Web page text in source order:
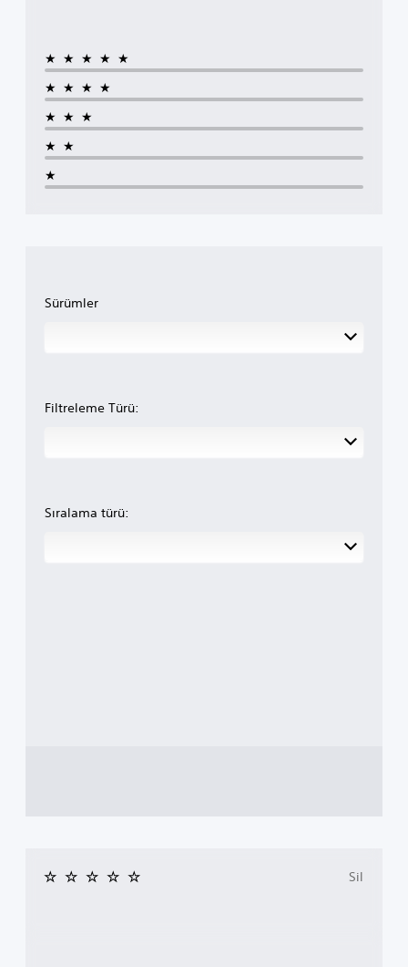
★★★★★
★★★★
★★★
★★
★
Sürümler
Filtreleme Türü:
Sıralama türü:
Sil